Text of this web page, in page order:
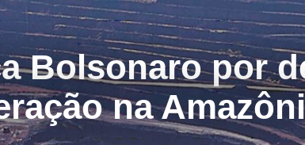
Bolsonaro por
na